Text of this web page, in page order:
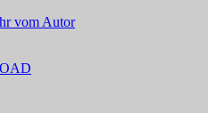
vom Autor